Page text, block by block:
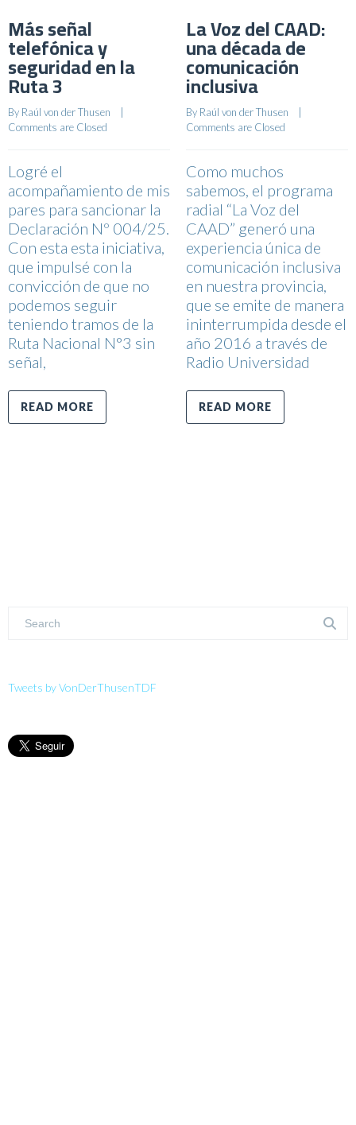
Más señal
telefónica y
seguridad en la
Ruta 3
By Raúl von der Thusen
Comments are Closed
Logré el
acompañamiento de mis
pares para sancionar la
Declaración Nº 004/25.
Con esta esta iniciativa,
que impulsé con la
convicción de que no
podemos seguir
teniendo tramos de la
Ruta Nacional N°3 sin
señal,
READ MORE
La Voz del CAAD:
una década de
comunicación
inclusiva
By Raúl von der Thusen
Comments are Closed
Como muchos
sabemos, el programa
radial “La Voz del
CAAD” generó una
experiencia única de
comunicación inclusiva
en nuestra provincia,
que se emite de manera
ininterrumpida desde el
año 2016 a través de
Radio Universidad
READ MORE
Tweets by VonDerThusenTDF